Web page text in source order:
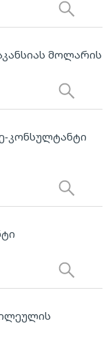
მოლარის
კონსულტანტი